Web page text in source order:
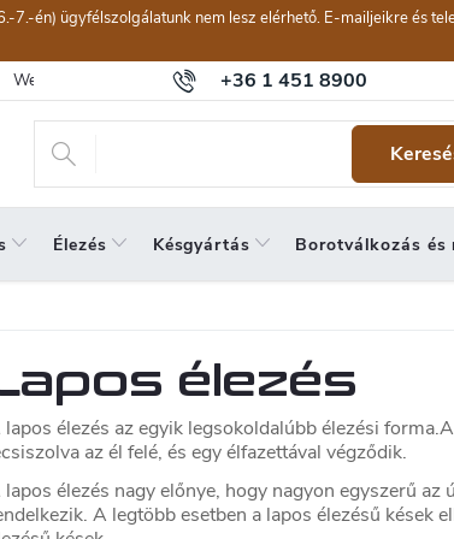
7.-én) ügyfélszolgálatunk nem lesz elérhető. E-mailjeikre és
+36 1 451 8900
Webáruház értékelése Általános szerződési feltételek
Élezés Késgyártás Borotválkozás és
élezés
élezés az egyik legsokoldalúbb élezési
az él felé, és egy élfazettával végződik.
lapos élezés nagy előnye, hogy nagyon egyszerű
A legtöbb esetben a lapos élezésű kések